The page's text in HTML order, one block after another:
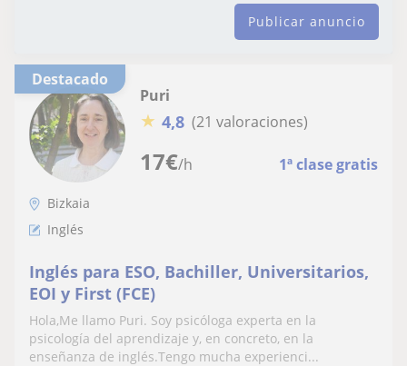
Publicar anuncio
Destacado
17€/h 1ª clase gratis
Puri
★ 4,8 (21 valoraciones)
Bizkaia
Inglés
Inglés para ESO, Bachiller, Universitarios,
EOI y First (FCE)
Hola,Me llamo Puri. Soy psicóloga experta en la
psicología del aprendizaje y, en concreto, en la
enseñanza de inglés.Tengo mucha experienci...